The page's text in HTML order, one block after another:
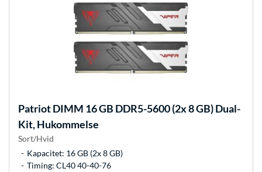
PatriotDIMM 16 GB DDR5-5600 (2x 8 GB) Dual-
Kit, Hukommelse
Sort/Hvid
Kapacitet: 16 GB (2x 8 GB)
Timing: CL40 40-40-76